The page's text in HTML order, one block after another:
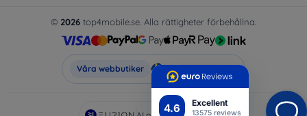
4.6 Excellent
13575 reviews
© 2026 top4mobile.se. Alla rättigheter förbehållna.
Våra webbutiker Top4Mobile.se